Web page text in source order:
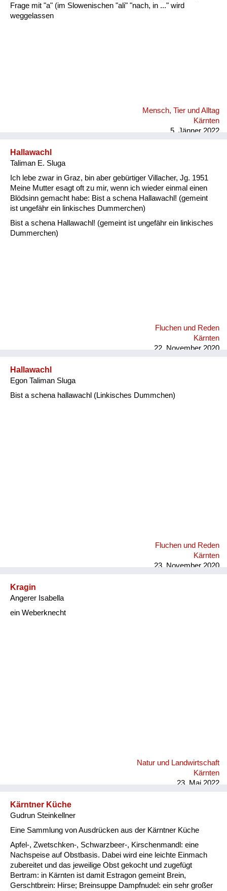
Mensch, Tier und Alltag
Frage mit "a" (im Slowenischen "ali" "nach, in ..." wird
weggelassen
Mensch, Tier und Alltag
Kärnten
5. Jänner 2022
Hallawachl
Taliman E. Sluga
Ich lebe zwar in Graz, bin aber gebürtiger Villacher, Jg. 1951
Meine Mutter esagt oft zu mir, wenn ich wieder einmal einen
Blödsinn gemacht habe: Bist a schena Hallawachl! (gemeint
ist ungefähr ein linkisches Dummerchen)
Bist a schena Hallawachl! (gemeint ist ungefähr ein linkisches
Dummerchen)
Fluchen und Reden
Kärnten
22. November 2020
Hallawachl
Egon Taliman Sluga
Bist a schena hallawachl (Linkisches Dummchen)
Fluchen und Reden
Kärnten
23. November 2020
Kragin
Angerer Isabella
ein Weberknecht
Natur und Landwirtschaft
Kärnten
23. Mai 2022
Kärntner Küche
Gudrun Steinkellner
Eine Sammlung von Ausdrücken aus der Kärntner Küche
Apfel-, Zwetschken-, Schwarzbeer-, Kirschenmandl: eine
Nachspeise auf Obstbasis. Dabei wird eine leichte Einmach
zubereitet und das jeweilige Obst gekocht und zugefügt
Bertram: in Kärnten ist damit Estragon gemeint Brein,
Gerschtbrein: Hirse; Breinsuppe Dampfnudel: ein sehr großer